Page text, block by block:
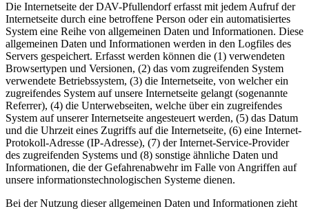
Die Internetseite der DAV-Pfullendorf erfasst mit jedem Aufruf der
Internetseite durch eine betroffene Person oder ein automatisiertes
System eine Reihe von allgemeinen Daten und Informationen. Diese
allgemeinen Daten und Informationen werden in den Logfiles des
Servers gespeichert. Erfasst werden können die (1) verwendeten
Browsertypen und Versionen, (2) das vom zugreifenden System
verwendete Betriebssystem, (3) die Internetseite, von welcher ein
zugreifendes System auf unsere Internetseite gelangt (sogenannte
Referrer), (4) die Unterwebseiten, welche über ein zugreifendes
System auf unserer Internetseite angesteuert werden, (5) das Datum
und die Uhrzeit eines Zugriffs auf die Internetseite, (6) eine Internet-
Protokoll-Adresse (IP-Adresse), (7) der Internet-Service-Provider
des zugreifenden Systems und (8) sonstige ähnliche Daten und
Informationen, die der Gefahrenabwehr im Falle von Angriffen auf
unsere informationstechnologischen Systeme dienen.
Bei der Nutzung dieser allgemeinen Daten und Informationen zieht